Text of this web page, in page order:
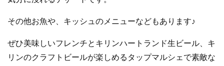
その他お魚や、キッシュのメニューなどもあります♪
ぜひ美味しいフレンチとキリンハートランド生ビール、キ
リンのクラフトビールが楽しめるタップマルシェで素敵な